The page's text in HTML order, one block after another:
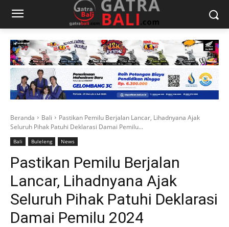
Beranda Bali
Pastikan Pemilu Berjalan Lancar, Lihadnyana Ajak
Seluruh Pihak Patuhi Deklarasi Damai Pemilu...
Bali Buleleng News
Pastikan Pemilu Berjalan
Lancar, Lihadnyana Ajak
Seluruh Pihak Patuhi Deklarasi
Damai Pemilu 2024